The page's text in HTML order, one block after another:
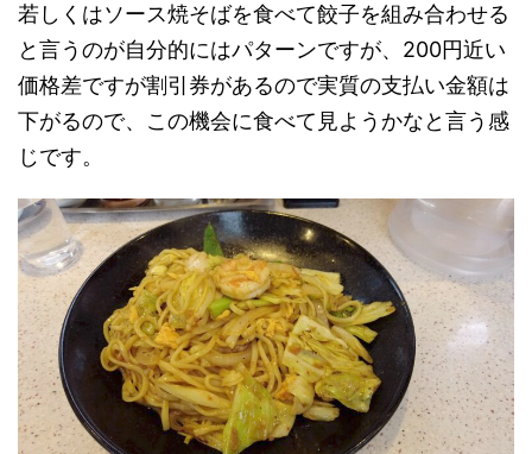
若しくはソース焼そばを食べて餃子を組み合わせる
と言うのが自分的にはパターンですが、200円近い
価格差ですが割引券があるので実質の支払い金額は
下がるので、この機会に食べて見ようかなと言う感
じです。